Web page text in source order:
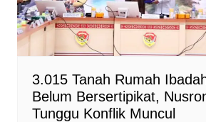
3.015 Tanah Rumah
Belum Bersertipikat,
Tunggu Konflik Muncul